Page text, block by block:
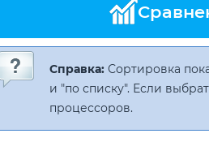
Справка: Сортировка
и "по списку". Если
процессоров.